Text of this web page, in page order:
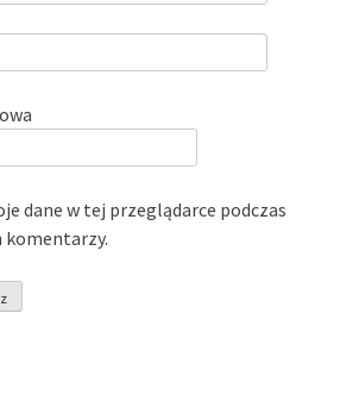
dane w tej przeglądarce podczas
komentarzy.